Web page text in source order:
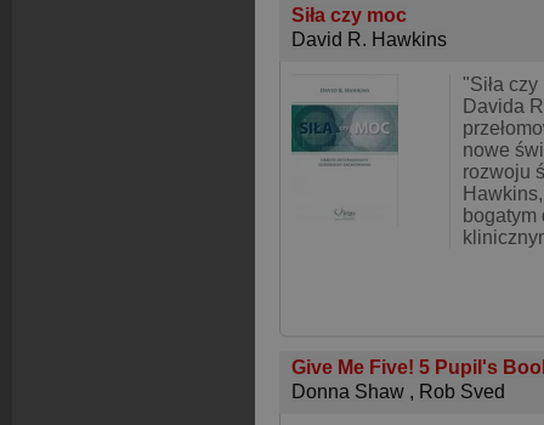
Siła czy moc
David R. Hawkins
"Siła
Davida
nowe
rozwoju
bogatym
Give Me Five! 5 Pupil's
Donna Shaw , Rob Sved